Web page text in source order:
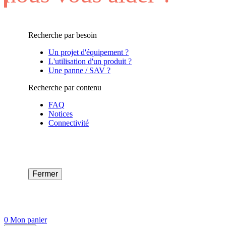
Recherche par besoin
Un projet d'équipement ?
L'utilisation d'un produit ?
Une panne / SAV ?
Recherche par contenu
FAQ
Notices
Connectivité
Fermer
0 Mon panier